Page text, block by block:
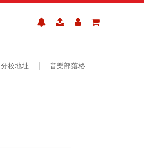
分校地址 音樂部落格